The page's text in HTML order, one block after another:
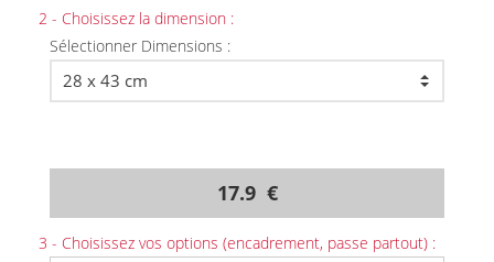
2 - Choisissez la dimension :
Sélectionner Dimensions :
17.9 €
3 - Choisissez vos options (encadrement, passe partout) :